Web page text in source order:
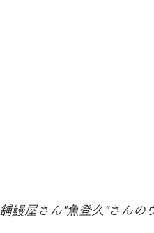
鰻屋さん"魚登久"さんの